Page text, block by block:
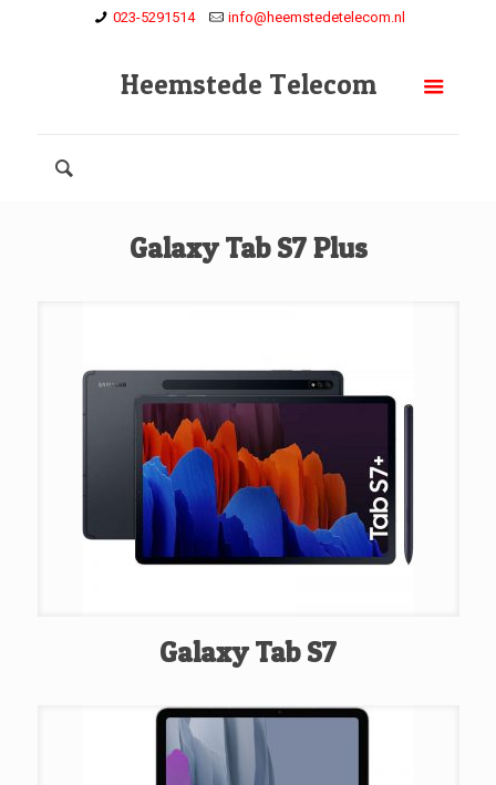
023-5291514 info@heemstedetelecom.nl
Heemstede Telecom
Galaxy Tab S7 Plus
Galaxy Tab S7